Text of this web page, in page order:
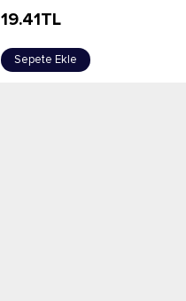
19.41TL
Sepete Ekle